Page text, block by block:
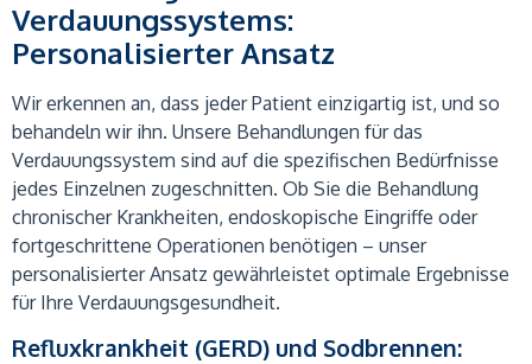
Verdauungssystems:
Personalisierter Ansatz
Wir erkennen an, dass jeder Patient einzigartig ist, und so
behandeln wir ihn. Unsere Behandlungen für das
Verdauungssystem sind auf die spezifischen Bedürfnisse
jedes Einzelnen zugeschnitten. Ob Sie die Behandlung
chronischer Krankheiten, endoskopische Eingriffe oder
fortgeschrittene Operationen benötigen – unser
personalisierter Ansatz gewährleistet optimale Ergebnisse
für Ihre Verdauungsgesundheit.
Refluxkrankheit (GERD) und Sodbrennen: